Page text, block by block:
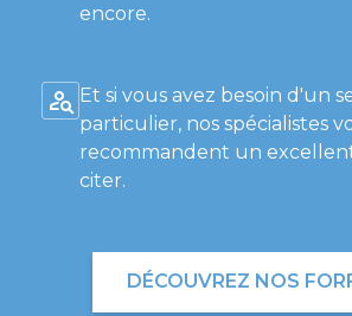
encore.
Et si vous avez besoin d'un
particulier, nos spécialistes
recommandent un
citer.
DÉCOUVREZ NOS